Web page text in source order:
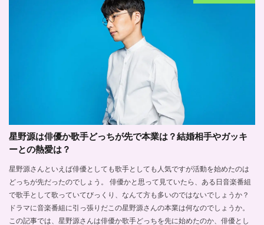
星野源は俳優か歌手どっちが先で本業は？結婚相手やガッキ
ーとの熱愛は？
星野源さんといえば俳優としても歌手としても人気ですが活動を始めたのは
どっちが先だったのでしょう。 俳優かと思って見ていたら、ある日音楽番組
で歌手として歌っていてびっくり、なんて方も多いのではないでしょうか？
ドラマに音楽番組に引っ張りだこの星野源さんの本業は何なのでしょうか。
この記事では、星野源さんは俳優か歌手どっちを先に始めたのか、俳優とし